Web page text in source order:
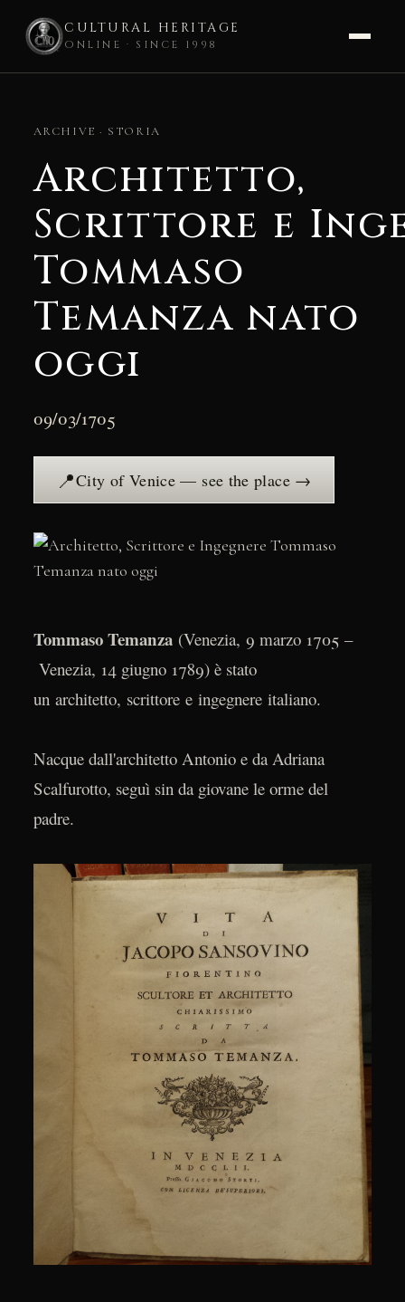
CULTURAL HERITAGE
ONLINE · SINCE 1998
contentARCHIVE · STORIA
Architetto,
Scrittore e
Tommaso
Temanza nato
oggi
09/03/1705
📍City of Venice — see the place →
Tommaso Temanza(Venezia, 9 marzo 1705 –
Venezia, 14 giugno 1789) è stato
un architetto, scrittore e ingegnere italiano.
Nacque dall'architetto Antonio e da Adriana
Scalfurotto, seguì sin da giovane le orme del
padre.